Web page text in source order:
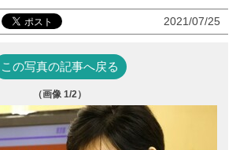
2021/07/25
この写真の記事へ戻る
（画像 1/2）